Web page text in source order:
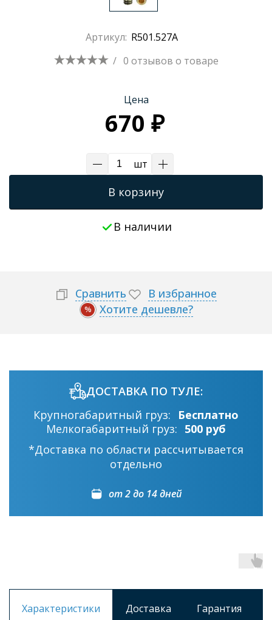
Трапы для душевых
Артикул: R501.527A
/ 0 отзывов о товаре
Цена
670 ₽
шт
В корзину
В наличии
Сравнить В избранное
% Хотите дешевле?
ДОСТАВКА ПО ТУЛЕ:
Крупногабаритный груз:
Бесплатно
Мелкогабаритный груз: 500 руб
*Доставка по области рассчитывается
отдельно
от 2 до 14 дней
Характеристики Доставка Гарантия